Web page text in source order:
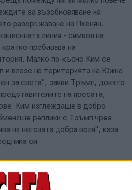
за възобновяване на
разоръжаване на Пхенян.
линия - символ на
пребивава на
Малко по-късно Ким се
и влезе на територията на Южна
за света", заяви Тръмп, докато
на пресата,
Ким изглеждаше в добро
реплики с Тръмп чрез
на неговата добра воля", каза
си.